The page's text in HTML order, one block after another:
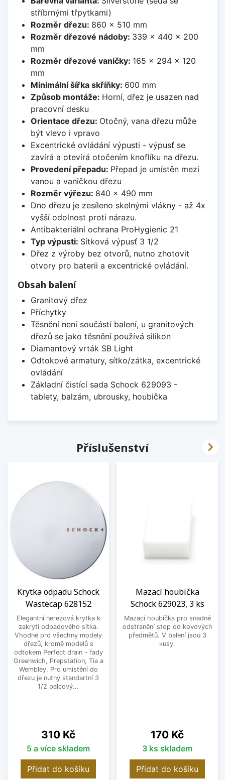
stříbrnými třpytkami)
Rozměr dřezu: 860 x 510 mm
Rozměr dřezové nádoby: 339 x 440 x 200
mm
Rozměr dřezové vaničky: 165 x 294 x 120
mm
Minimální šířka skříňky: 600 mm
Způsob montáže: Horní, dřez je usazen nad
pracovní desku
Orientace dřezu: Otočný, vana dřezu může
být vlevo i vpravo
Excentrické ovládání výpusti - výpusť se
zavírá a otevírá otočením knoflíku na dřezu.
Provedení přepadu: Přepad je umístěn mezi
vanou a vaničkou dřezu
Rozměr výřezu: 840 x 490 mm
Dno dřezu je zesíleno skelnými vlákny - až 4x
vyšší odolnost proti nárazu.
Antibakteriální ochrana ProHygienic 21
Typ výpusti: Sítková výpusť 3 1/2
Dřez z výroby bez otvorů, nutno zhotovit
otvory pro baterii a excentrické ovládání.
Obsah balení
Granitový dřez
Příchytky
Těsnění není součástí balení, u granitových
dřezů se jako těsnění používá silikon
Diamantový vrták SB Light
Odtokové armatury, sítko/zátka, excentrické
ovládání
Základní čistící sada Schock 629093 -
tablety, balzám, ubrousky, houbička
Příslušenství
Krytka odpadu Schock
Wastecap 628152
Elegantní nerezová krytka k
zakrytí odpadového sítka.
Vhodné pro všechny modely
dřezů, kromě modelů s
odtokem Perfect drain - řady
Greenwich, Prepstation, Tia a
Wembley. Pro umístění do
dřezu je nutný standartní 3
1/2 palcový...
Cena
310 Kč
5 a více skladem
Přidat do košíku
Mazací houbička
Schock 629023, 3 ks
Mazací houbička pro snadné
odstranění stop od kovových
předmětů. V balení jsou 3
kusy.
Cena
170 Kč
3 ks skladem
Přidat do košíku
